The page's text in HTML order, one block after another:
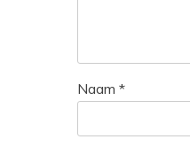
Naam *